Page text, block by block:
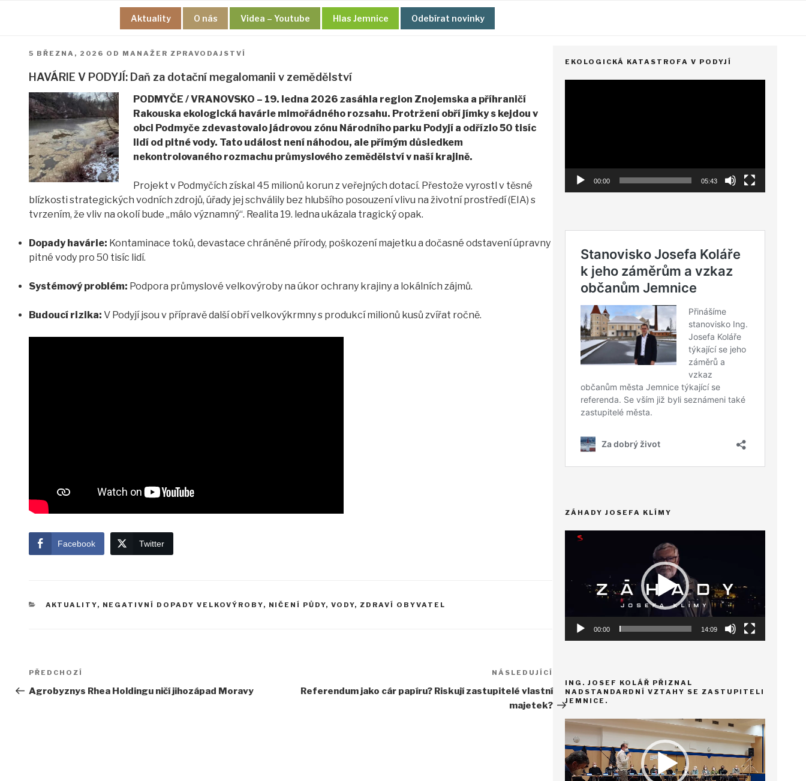
Aktuality O nás Videa – Youtube Hlas Jemnice Odebírat novinky
PUBLIKOVÁNO
5 BŘEZNA, 2026 OD MANAŽER ZPRAVODAJSTVÍ
HAVÁRIE V PODYJÍ: Daň za dotační megalomanii v zemědělství
PODMYČE / VRANOVSKO – 19. ledna 2026 zasáhla region Znojemska a příhraničí
Rakouska ekologická havárie mimořádného rozsahu. Protržení obří jímky s kejdou v
obci Podmyče zdevastovalo jádrovou zónu Národního parku Podyjí a odřízlo 50 tisíc
lidí od pitné vody. Tato událost není náhodou, ale přímým důsledkem
nekontrolovaného rozmachu průmyslového zemědělství v naší krajině.
Projekt v Podmyčích získal 45 milionů korun z veřejných dotací. Přestože vyrostl v těsné
blízkosti strategických vodních zdrojů, úřady jej schválily bez hlubšího posouzení vlivu na životní prostředí (EIA) s
tvrzením, že vliv na okolí bude „málo významný“. Realita 19. ledna ukázala tragický opak.
Dopady havárie: Kontaminace toků, devastace chráněné přírody, poškození majetku a dočasné odstavení úpravny
pitné vody pro 50 tisíc lidí.
Systémový problém: Podpora průmyslové velkovýroby na úkor ochrany krajiny a lokálních zájmů.
Budoucí rizika: V Podyjí jsou v přípravě další obří velkovýkrmny s produkcí milionů kusů zvířat ročně.
Facebook Twitter
RUBRIKY
AKTUALITY, NEGATIVNÍ DOPADY VELKOVÝROBY, NIČENÍ PŮDY, VODY, ZDRAVÍ OBYVATEL
Navigace
pro
Předchozí
příspěvek
PŘEDCHOZÍ
Agrobyznys Rhea Holdingu ničí jihozápad Moravy
příspěvek
NÁSLEDUJÍCÍ
Referendum jako cár papíru? Riskují zastupitelé vlastní
majetek?
EKOLOGICKÁ KATASTROFA V PODYJÍ
00:00 05:43
ZÁHADY JOSEFA KLÍMY
Video
00:00 14:09
ING. JOSEF KOLÁŘ PŘIZNAL
NADSTANDARDNÍ VZTAHY SE ZASTUPITELI
JEMNICE.
Video
přehrávač